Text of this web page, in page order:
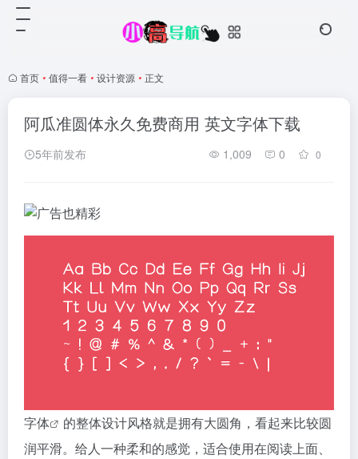
首页 • 值得一看 • 设计资源 • 正文
阿瓜准圆体永久免费商用 英文字体下载
5年前发布 1,009 0 0
字体
的整体设计风格就是拥有大圆角，看起来比较圆
润平滑。给人一种柔和的感觉，适合使用在阅读上面、